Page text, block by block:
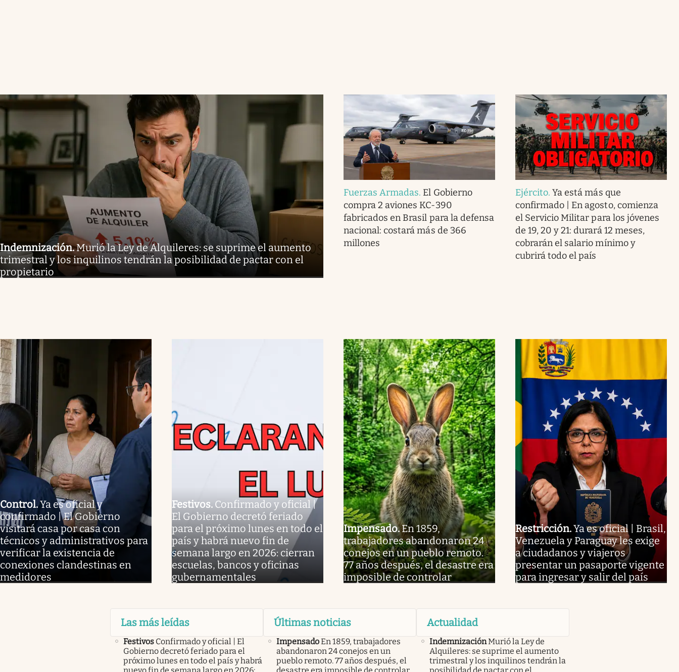
Indemnización.Murió la Ley de Alquileres: se suprime el aumento
trimestral y los inquilinos tendrán la posibilidad de pactar con el
propietario
Fuerzas Armadas. El Gobierno
compra 2 aviones KC-390
fabricados en Brasil para la defensa
nacional: costará más de 366
millones
Ejército.Ya está más que
confirmado | En agosto, comienza
el Servicio Militar para los jóvenes
de 19, 20 y 21: durará 12 meses,
cobrarán el salario mínimo y
cubrirá todo el país
Control.Ya es oficial y
confirmado | El Gobierno
visitará casa por casa con
técnicos y administrativos para
verificar la existencia de
conexiones clandestinas en
medidores
Festivos. Confirmado y oficial |
El Gobierno decretó feriado
para el próximo lunes en todo el
país y habrá nuevo fin de
semana largo en 2026: cierran
escuelas, bancos y oficinas
gubernamentales
Impensado.En 1859,
trabajadores abandonaron 24
conejos en un pueblo remoto.
77 años después, el desastre era
imposible de controlar
Restricción.Ya es oficial | Brasil,
Venezuela y Paraguay les exige
a ciudadanos y viajeros
presentar un pasaporte vigente
para ingresar y salir del país
Las más leídas
Festivos Confirmado y oficial | El
Gobierno decretó feriado para el
próximo lunes en todo el país y habrá
Últimas noticias
ImpensadoEn 1859, trabajadores
abandonaron 24 conejos en un
pueblo remoto. 77 años después, el
Actualidad
IndemnizaciónMurió la Ley de
Alquileres: se suprime el aumento
trimestral y los inquilinos tendrán la